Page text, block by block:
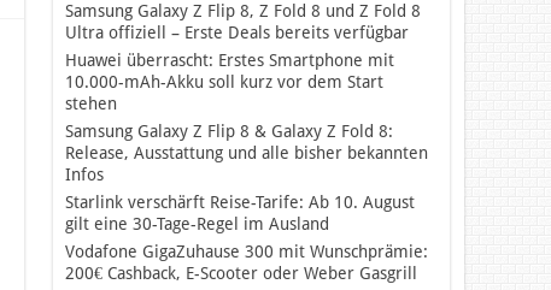
Samsung Galaxy Z Flip 8, Z Fold 8 und Z Fold 8
Ultra offiziell – Erste Deals bereits verfügbar
Huawei überrascht: Erstes Smartphone mit
10.000-mAh-Akku soll kurz vor dem Start
stehen
Samsung Galaxy Z Flip 8 & Galaxy Z Fold 8:
Release, Ausstattung und alle bisher bekannten
Infos
Starlink verschärft Reise-Tarife: Ab 10. August
gilt eine 30-Tage-Regel im Ausland
Vodafone GigaZuhause 300 mit Wunschprämie:
200€ Cashback, E-Scooter oder Weber Gasgrill